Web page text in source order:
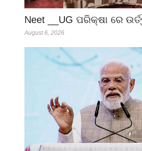
Neet __UG ପରିକ୍ଷା ରେ
August 6, 2026